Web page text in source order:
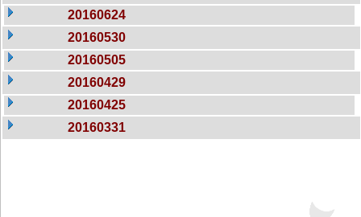
20160624
20160530
20160505
20160429
20160425
20160331